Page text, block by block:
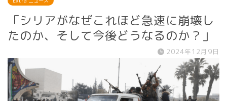
「シリアがなぜこれほど急速に崩壊し
たのか、そして今後どうなるのか？」
2024年12月9日